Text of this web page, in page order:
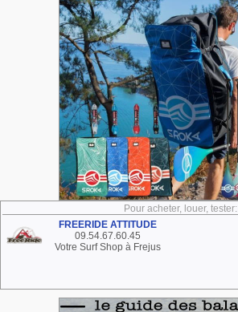
Pour acheter, louer, tester:
FREERIDE ATTITUDE
09.54.67.60.45
Votre Surf Shop à Frejus